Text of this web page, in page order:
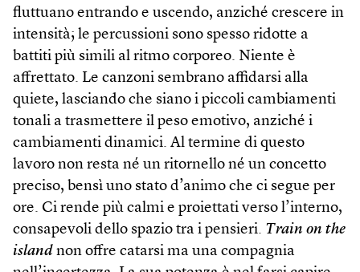
fluttuano entrando e uscendo, anziché crescere in
intensità; le percussioni sono spesso ridotte a
battiti più simili al ritmo corporeo. Niente è
affrettato. Le canzoni sembrano affidarsi alla
quiete, lasciando che siano i piccoli cambiamenti
tonali a trasmettere il peso emotivo, anziché i
cambiamenti dinamici. Al termine di questo
lavoro non resta né un ritornello né un concetto
preciso, bensì uno stato d’animo che ci segue per
ore. Ci rende più calmi e proiettati verso l’interno,
consapevoli dello spazio tra i pensieri. Train on the
island non offre catarsi ma una compagnia